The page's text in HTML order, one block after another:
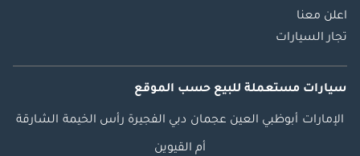
اعلن معنا
تجار السيارات
سيارات مستعملة للبيع حسب الموقع
الإمارات أبوظبي العين عجمان دبي الفجيرة رأس الخيمة الشارقة
أم القيوين